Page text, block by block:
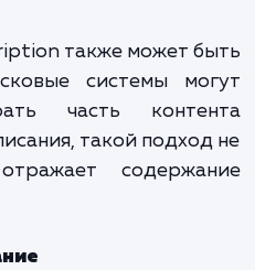
как Яндекс.Вебмастер
Они позволяют
больше
с Meta